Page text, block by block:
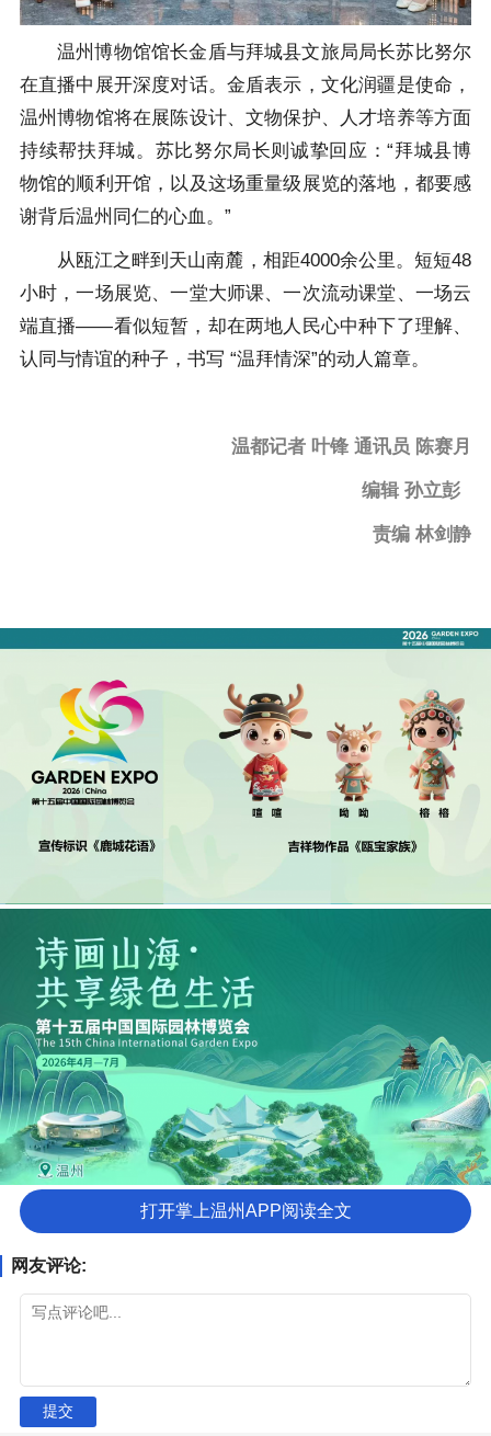
温州博物馆馆长金盾与拜城县文旅局局长苏比努尔
在直播中展开深度对话。金盾表示，文化润疆是使命，
温州博物馆将在展陈设计、文物保护、人才培养等方面
持续帮扶拜城。苏比努尔局长则诚挚回应：“拜城县博
物馆的顺利开馆，以及这场重量级展览的落地，都要感
谢背后温州同仁的心血。”
从瓯江之畔到天山南麓，相距4000余公里。短短48
小时，一场展览、一堂大师课、一次流动课堂、一场云
端直播——看似短暂，却在两地人民心中种下了理解、
认同与情谊的种子，书写 “温拜情深”的动人篇章。
温都记者 叶锋 通讯员 陈赛月
编辑 孙立彭
责编 林剑静
打开掌上温州APP阅读全文
网友评论:
提交